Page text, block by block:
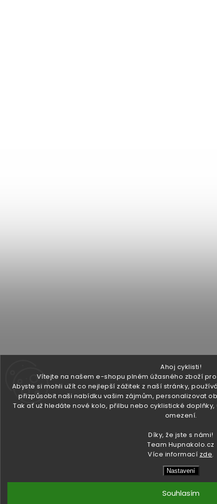
Ahoj cyklisti!
Vítejte na našem e-shopu plném úžasného zboží
Abyste si mohli užít co nejlepší zážitek z naší stránky,
přizpůsobit naši nabídku vašim zájmům, personalizovat
Tak ať už hledáte nové kolo, přilbu nebo cyklistické
omezení.
Díky, že jste s námi!
Team Hupnakolo.cz
Více informací zde.
Nastavení
Souhlasím